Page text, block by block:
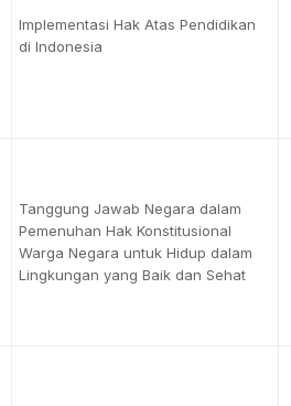
Implementasi Hak Atas Pendidikan
di Indonesia
Tanggung Jawab Negara dalam
Pemenuhan Hak Konstitusional
Warga Negara untuk Hidup dalam
Lingkungan yang Baik dan Sehat